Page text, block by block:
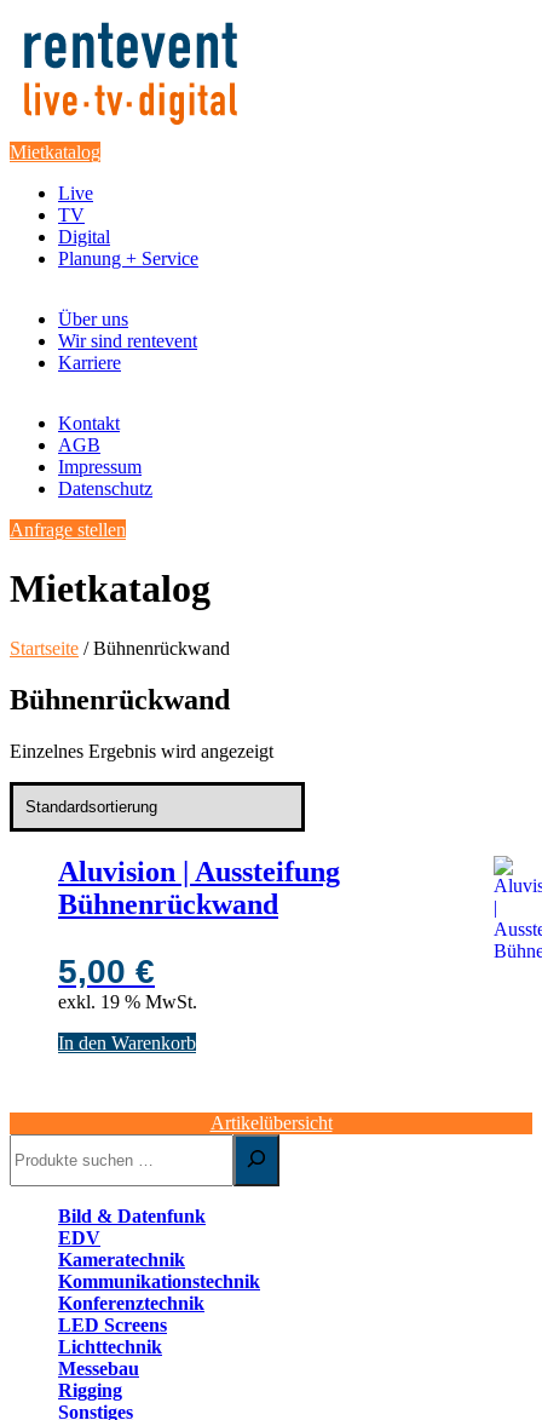
Mietkatalog
Live
TV
Digital
Planung + Service
Über uns
Wir sind rentevent
Karriere
Kontakt
AGB
Impressum
Datenschutz
Anfrage stellen
Mietkatalog
Startseite / Bühnenrückwand
Bühnenrückwand
Einzelnes Ergebnis wird angezeigt
Aluvision | Aussteifung
Bühnenrückwand
5,00 €
exkl. 19 % MwSt.
In den Warenkorb
Artikelübersicht
Bild & Datenfunk
EDV
Kameratechnik
Kommunikationstechnik
Konferenztechnik
LED Screens
Lichttechnik
Messebau
Rigging
Sonstiges